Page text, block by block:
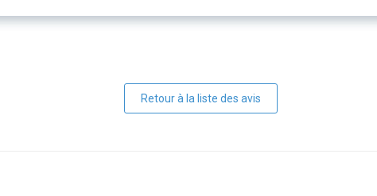
Retour à la liste des avis